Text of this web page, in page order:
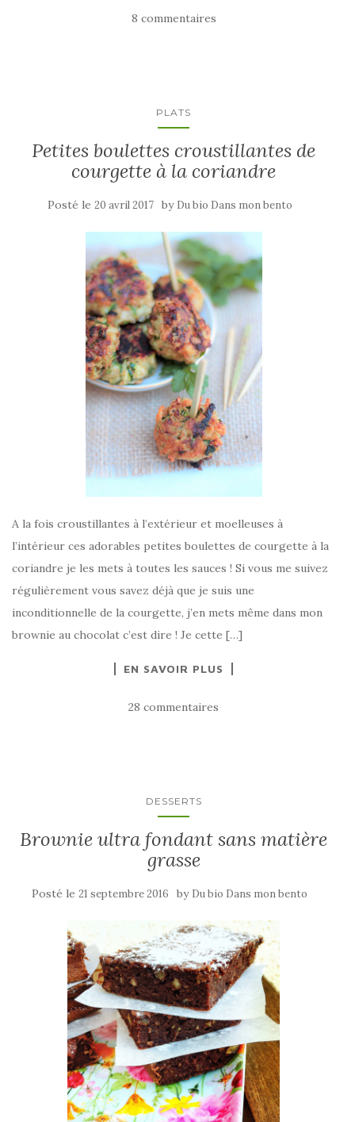
8 commentaires
PLATS
Petites boulettes croustillantes de
courgette à la coriandre
Posté le 20 avril 2017 by Du bio Dans mon bento
A la fois croustillantes à l’extérieur et moelleuses à
l’intérieur ces adorables petites boulettes de courgette à la
coriandre je les mets à toutes les sauces ! Si vous me suivez
régulièrement vous savez déjà que je suis une
inconditionnelle de la courgette, j’en mets même dans mon
brownie au chocolat c’est dire ! Je cette […]
EN SAVOIR PLUS
28 commentaires
DESSERTS
Brownie ultra fondant sans matière
grasse
Posté le 21 septembre 2016 by Du bio Dans mon bento